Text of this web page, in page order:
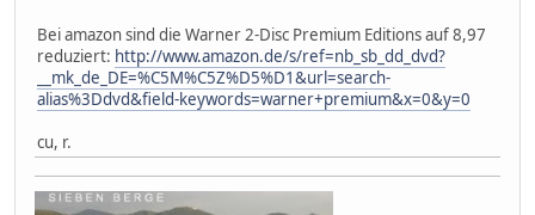
Bei amazon sind die Warner 2-Disc Premium Editions auf 8,97
reduziert: http://www.amazon.de/s/ref=nb_sb_dd_dvd?
__mk_de_DE=%C5M%C5Z%D5%D1&url=search-
alias%3Ddvd&field-keywords=warner+premium&x=0&y=0
cu, r.